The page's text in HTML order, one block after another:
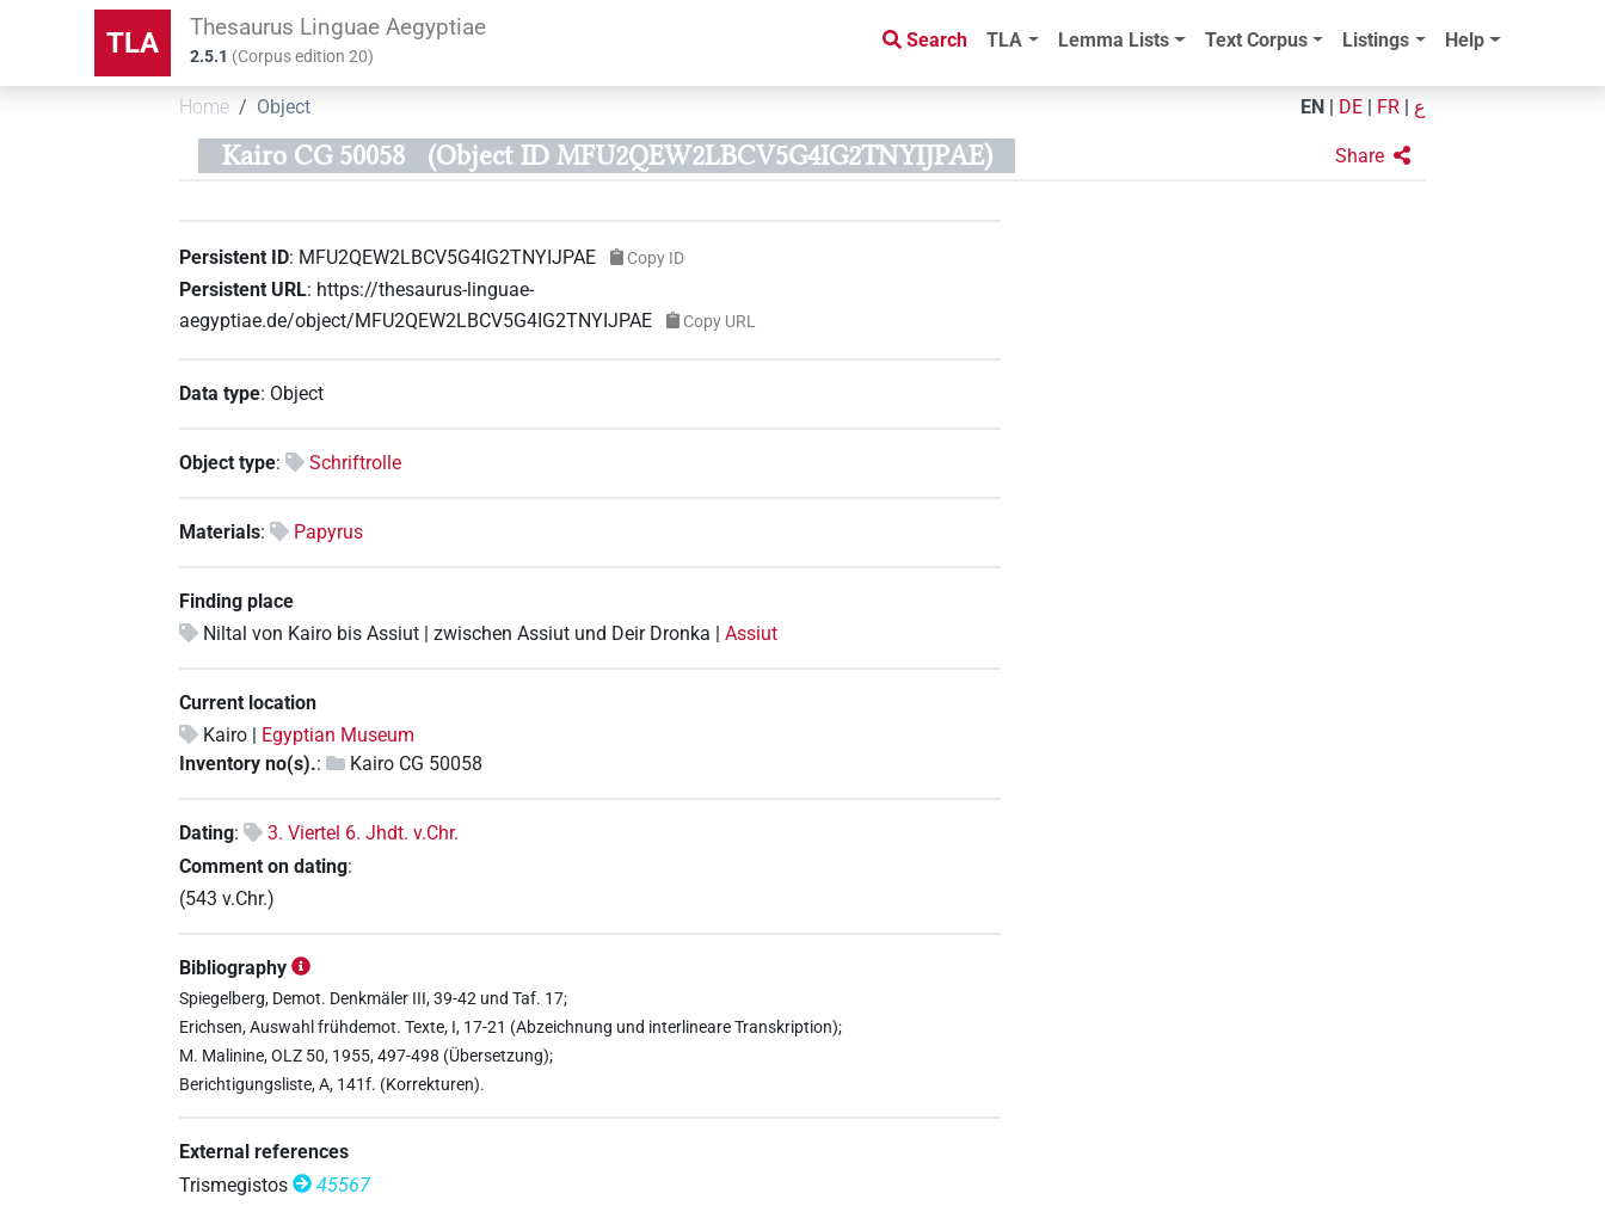
TLA Thesaurus Linguae Aegyptiae
2.5.1 (Corpus edition20)
Search TLA Lemma Lists Text Corpus Listings Help
Home Object EN DE FR ع
Kairo CG 50058 (Object ID MFU2QEW2LBCV5G4IG2TNYIJPAE) Share
Persistent ID: MFU2QEW2LBCV5G4IG2TNYIJPAE Copy ID
Persistent URL: https://thesaurus-linguae-
aegyptiae.de/object/MFU2QEW2LBCV5G4IG2TNYIJPAE
Copy URL
Data type: Object
Object type: Schriftrolle
Materials: Papyrus
Finding place
Niltal von Kairo bis Assiut | zwischen Assiut und Deir Dronka |Assiut
Current location
Kairo | Egyptian Museum
Inventory no(s).: Kairo CG 50058
Dating:
3. Viertel 6. Jhdt. v.Chr.
Comment on dating:
(543 v.Chr.)
Bibliography
Spiegelberg, Demot. Denkmäler III, 39-42 und Taf. 17;
Erichsen, Auswahl frühdemot. Texte, I, 17-21 (Abzeichnung und interlineare Transkription);
M. Malinine, OLZ 50, 1955, 497-498 (Übersetzung);
Berichtigungsliste, A, 141f. (Korrekturen).
External references
Trismegistos
45567